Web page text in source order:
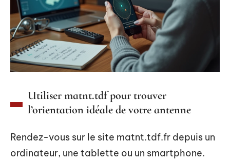
Utiliser matnt.tdf pour trouver
l’orientation idéale de votre antenne
Rendez-vous sur le site matnt.tdf.fr depuis un
ordinateur, une tablette ou un smartphone.